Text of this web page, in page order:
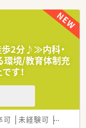
し、最短3年程度
実力主義の社風で
ジャー」まで段階
確なキャリアパス
教育担当といった
の道も用意されてい
歩2分♪≫内科・
環境/教育体制充
す！
可 未経験可 ブラン